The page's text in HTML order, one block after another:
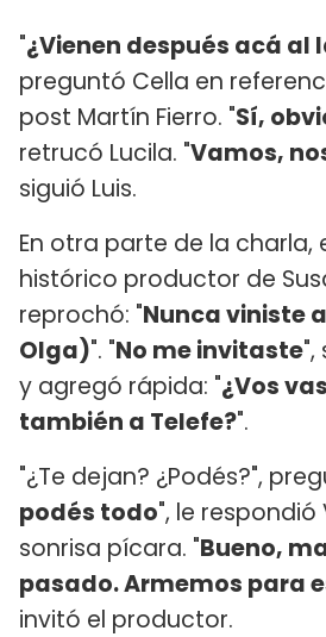
"¿Vienen después acá al
preguntó Cella en
post Martín Fierro. "Sí,
retrucó Lucila. "Vamos,
siguió Luis.
En otra parte de la charla,
histórico productor de
reprochó: "Nunca viniste
Olga)". "No me invitaste",
y agregó rápida: "¿Vos
también a Telefe?".
"¿Te dejan? ¿Podés?",
podés todo", le
sonrisa pícara. "Bueno,
pasado. Armemos para
invitó el productor.